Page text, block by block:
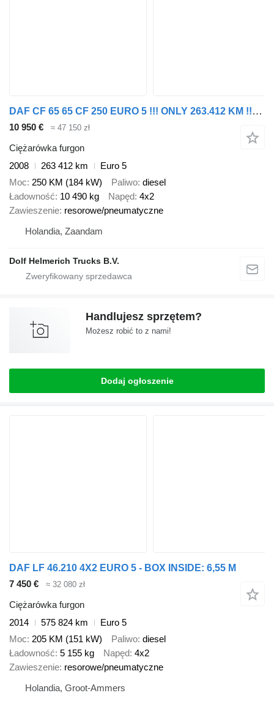
DAF CF 65 65 CF 250 EURO 5 !!! ONLY 263.412 KM !!! ORIGINAL HOLLAND
10 950 € ≈ 47 150 zł
Ciężarówka furgon
2008
263 412 km
Euro 5
Moc 250 KM (184 kW) Paliwo diesel
Ładowność 10 490 kg Napęd 4x2
Zawieszenie resorowe/pneumatyczne
Holandia, Zaandam
Dolf Helmerich Trucks B.V.
Handlujesz sprzętem?
Możesz robić to z nami!
Dodaj ogłoszenie
DAF LF 46.210 4X2 EURO 5 - BOX INSIDE: 6,55 M
7 450 €
≈ 32 080 zł
Ciężarówka furgon
2014
575 824 km
Euro 5
Moc 205 KM (151 kW) Paliwo diesel
Ładowność 5 155 kg Napęd 4x2
Zawieszenie resorowe/pneumatyczne
Holandia, Groot-Ammers